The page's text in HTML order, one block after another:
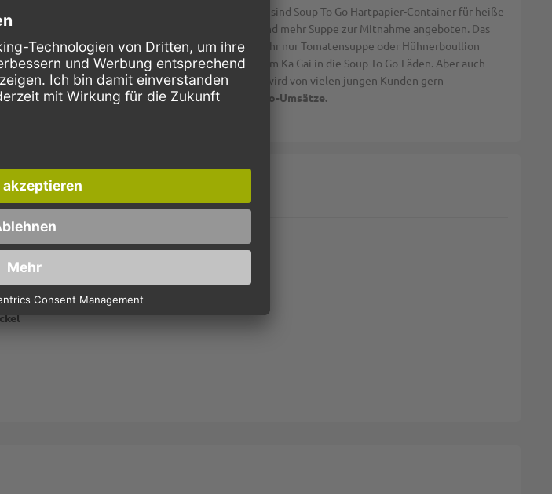
sich bei uns zunehmender Beliebtheit. Inzwischen sind Soup To Go Hartpapier-Container für heiße
unserer Topseller. Auch im Sommer wird mehr und mehr Suppe zur Mitnahme angeboten. Das
für Soup To Go anbieten. So werden nicht mehr nur Tomatensuppe oder Hühnerboullion
Suppe, thailändische Tom Yam Gung oder Tom Ka Gai in die Soup To Go-Läden. Aber auch
heiße Suppen zum Mitnehmen an. Denn Suppe wird von vielen jungen Kunden gern
Deckeln von pack2go steigern auch Sie Ihre To Go-Umsätze.